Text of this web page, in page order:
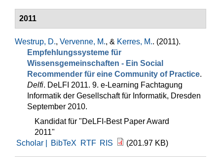
2011
Westrup, D., Vervenne, M., & Kerres, M.. (2011).
Empfehlungssysteme für
Wissensgemeinschaften - Ein Social
Recommender für eine Community of Practice.
Delfi. DeLFI 2011. 9. e-Learning Fachtagung
Informatik der Gesellschaft für Informatik, Dresden
September 2010.
Kandidat für "DeLFI-Best Paper Award
2011"
Scholar |
BibTeX RTF RIS (201.97 KB)